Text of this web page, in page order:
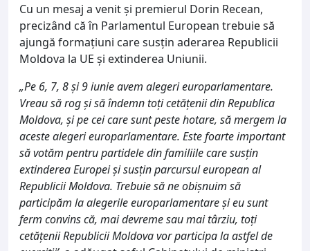
Cu un mesaj a venit și premierul Dorin Recean,
precizând că în Parlamentul European trebuie să
ajungă formațiuni care susțin aderarea Republicii
Moldova la UE și extinderea Uniunii.
„Pe 6, 7, 8 şi 9 iunie avem alegeri europarlamentare.
Vreau să rog şi să îndemn toţi cetăţenii din Republica
Moldova, şi pe cei care sunt peste hotare, să mergem la
aceste alegeri europarlamentare. Este foarte important
să votăm pentru partidele din familiile care susţin
extinderea Europei şi susţin parcursul european al
Republicii Moldova. Trebuie să ne obişnuim să
participăm la alegerile europarlamentare şi eu sunt
ferm convins că, mai devreme sau mai târziu, toţi
cetăţenii Republicii Moldova vor participa la astfel de